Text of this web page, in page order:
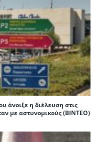
άνοιξε η διέλευση στις
με αστυνομικούς (ΒΙΝΤΕΟ)